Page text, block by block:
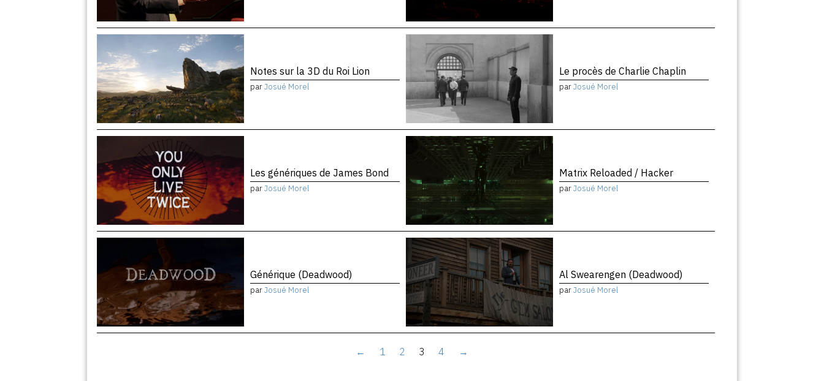
Notes sur la 3D du Roi Lion
parJosué Morel
Le procès de Charlie Chaplin
parJosué Morel
Les génériques de James Bond
parJosué Morel
Matrix Reloaded / Hacker
parJosué Morel
Générique (Deadwood)
parJosué Morel
Al Swearengen (Deadwood)
parJosué Morel
← 1 2 3 4 →